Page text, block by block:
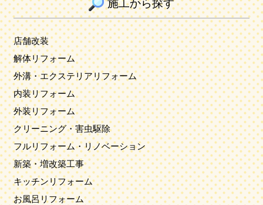
施工から探す
店舗改装
解体リフォーム
外溝・エクステリアリフォーム
内装リフォーム
外装リフォーム
クリーニング・害虫駆除
フルリフォーム・リノベーション
新築・増改築工事
キッチンリフォーム
お風呂リフォーム